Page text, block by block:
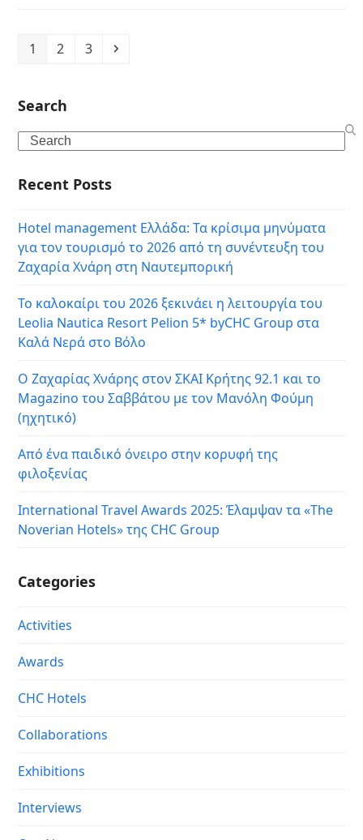
Page
1 Page
2 Page
3 Next
Search
Search
Recent Posts
Hotel management Ελλάδα: Τα κρίσιμα μηνύματα
για τον τουρισμό το 2026 από τη συνέντευξη του
Ζαχαρία Χνάρη στη Ναυτεμπορική
Το καλοκαίρι του 2026 ξεκινάει η λειτουργία του
Leolia Nautica Resort Pelion 5* byCHC Group στα
Καλά Νερά στο Βόλο
Ο Ζαχαρίας Χνάρης στον ΣΚΑΙ Κρήτης 92.1 και το
Magazino του Σαββάτου με τον Μανόλη Φούμη
(ηχητικό)
Από ένα παιδικό όνειρο στην κορυφή της
φιλοξενίας
International Travel Awards 2025: Έλαμψαν τα «The
Noverian Hotels» της CHC Group
Categories
Activities
Awards
CHC Hotels
Collaborations
Exhibitions
Interviews